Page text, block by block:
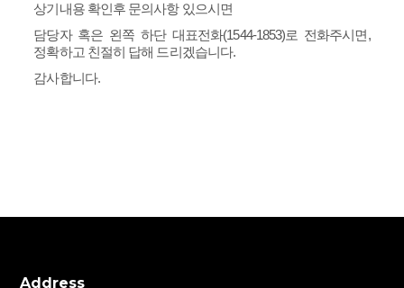
상기내용 확인후 문의사항 있으시면
담당자 혹은 왼쪽 하단 대표전화(1544-1853)로 전화주시면,
정확하고 친절히 답해 드리겠습니다.
감사합니다.
Address